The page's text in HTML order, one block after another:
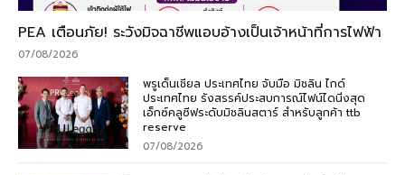
PEA เตือนภัย! ระวังมิจฉาชีพแอบอ้างเป็นเจ้าหน้าที่การไฟฟ้า
07/08/2026
พรูเด็นเชียล ประเทศไทย จับมือ มิชลิน ไกด์
ประเทศไทย รังสรรค์ประสบการณ์ไฟน์ไดนิ่งสุด
เอ็กซ์คลูซีฟระดับมิชลินสตาร์ สำหรับลูกค้า ttb
reserve
07/08/2026